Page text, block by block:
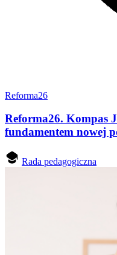
Reforma26
Reforma26. Kompas
fundamentem nowej
Rada pedagogiczna